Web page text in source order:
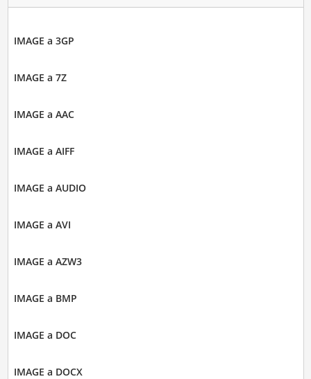
IMAGE a 3GP
IMAGE a 7Z
IMAGE a AAC
IMAGE a AIFF
IMAGE a AUDIO
IMAGE a AVI
IMAGE a AZW3
IMAGE a BMP
IMAGE a DOC
IMAGE a DOCX